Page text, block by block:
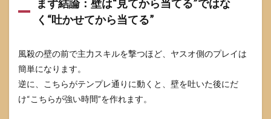
明け
の短
い勝
で安
定す
る
10.1
今日か
まず結論：壁は“見てから当てる”ではな
く“吐かせてから当てる”
風殺の壁の前で主力スキルを撃つほど、ヤスオ側のプレイは
簡単になります。
逆に、こちらがテンプレ通りに動くと、壁を吐いた後にだ
け“こちらが強い時間”を作れます。